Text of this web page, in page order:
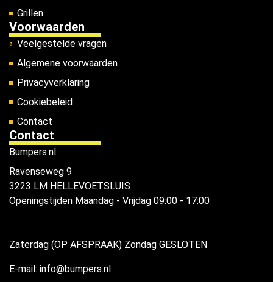
Grillen
Voorwaarden
Veelgestelde vragen
Algemene voorwaarden
Privacyverklaring
Cookiebeleid
Contact
Contact
Bumpers.nl
Ravenseweg 9
3223 LM HELLEVOETSLUIS
Openingstijden Maandag - Vrijdag 09:00 - 17:00
Zaterdag (OP AFSPRAAK) Zondag GESLOTEN
E-mail: info@bumpers.nl